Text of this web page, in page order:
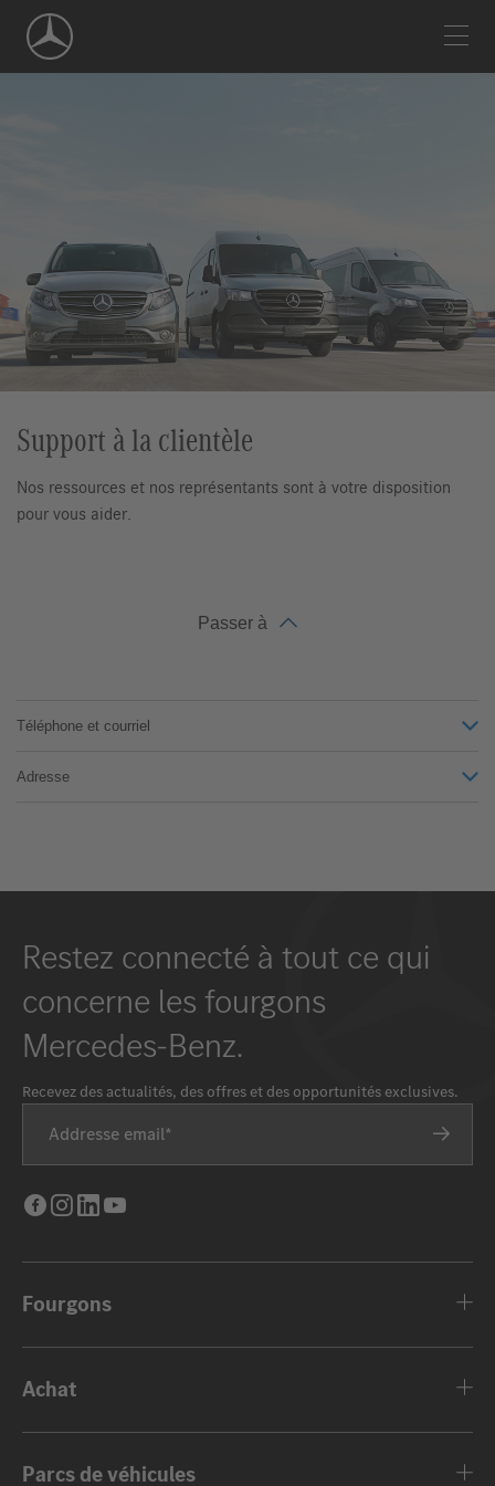
Navigation
Support à la clientèle
Nos ressources et nos représentants sont à votre disposition
pour vous aider.
Passer à
Téléphone et courriel
Adresse
Restez connecté à tout ce qui
concerne les fourgons
Mercedes-Benz.
Recevez des actualités, des offres et des opportunités exclusives.
Addresse email
Facebook
Instagram
LinkedIn
Fourgons
Achat
Parcs de véhicules